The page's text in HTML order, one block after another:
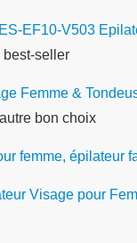
EF10-V503
best-seller
Femme &
bon choix
femme, épilateur
Visage pour